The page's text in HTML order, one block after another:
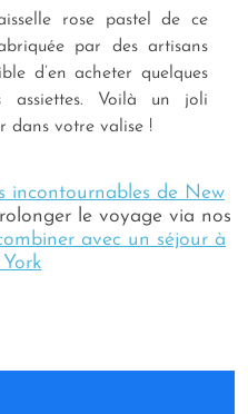
rose pastel de ce
par des artisans
d’en acheter quelques
assiettes. Voilà un joli
dans votre valise !
incontournables de New
le voyage via nos
avec un séjour à